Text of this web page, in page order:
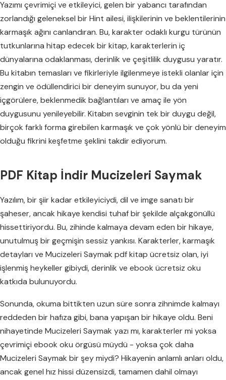
Yazımı çevrimiçi ve etkileyici, gelen bir yabancı tarafından
zorlandığı geleneksel bir Hint ailesi, ilişkilerinin ve beklentilerinin
karmaşık ağını canlandıran. Bu, karakter odaklı kurgu türünün
tutkunlarına hitap edecek bir kitap, karakterlerin iç
dünyalarına odaklanması, derinlik ve çeşitlilik duygusu yaratır.
Bu kitabın temasları ve fikirleriyle ilgilenmeye istekli olanlar için
zengin ve ödüllendirici bir deneyim sunuyor, bu da yeni
içgörülere, beklenmedik bağlantıları ve amaç ile yön
duygusunu yenileyebilir. Kitabın sevginin tek bir duygu değil,
birçok farklı forma girebilen karmaşık ve çok yönlü bir deneyim
olduğu fikrini keşfetme şeklini takdir ediyorum.
PDF Kitap İndir Mucizeleri Saymak
Yazılım, bir şiir kadar etkileyiciydi, dil ve imge sanatı bir
şaheser, ancak hikaye kendisi tuhaf bir şekilde alçakgönüllü
hissettiriyordu. Bu, zihinde kalmaya devam eden bir hikaye,
unutulmuş bir geçmişin sessiz yankısı. Karakterler, karmaşık
detayları ve Mucizeleri Saymak pdf kitap ücretsiz olan, iyi
işlenmiş heykeller gibiydi, derinlik ve ebook ücretsiz oku
katkıda bulunuyordu.
Sonunda, okuma bittikten uzun süre sonra zihnimde kalmayı
reddeden bir hafıza gibi, bana yapışan bir hikaye oldu. Beni
nihayetinde Mucizeleri Saymak yazı mı, karakterler mi yoksa
çevrimiçi ebook oku örgüsü müydü - yoksa çok daha
Mucizeleri Saymak bir şey miydi? Hikayenin anlamlı anları oldu,
ancak genel hız hissi düzensizdi, tamamen dahil olmayı